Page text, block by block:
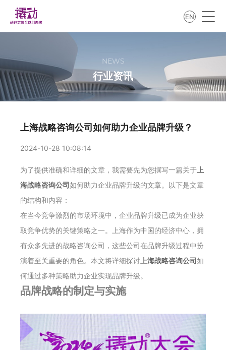
EN
NEWS
行业资讯
上海战略咨询公司如何助力企业品牌升级？
2024-10-28 10:08:14
为了提供准确和详细的文章，我需要先为您撰写一篇关于 上
海战略咨询公司如何助力企业品牌升级的文章。以下是文章
的结构和内容：
在当今竞争激烈的市场环境中，企业品牌升级已成为企业获
取竞争优势的关键策略之一。上海作为中国的经济中心，拥
有众多先进的战略咨询公司，这些公司在品牌升级过程中扮
演着至关重要的角色。本文将详细探讨 上海战略咨询公司如
何通过多种策略助力企业实现品牌升级。
品牌战略的制定与实施